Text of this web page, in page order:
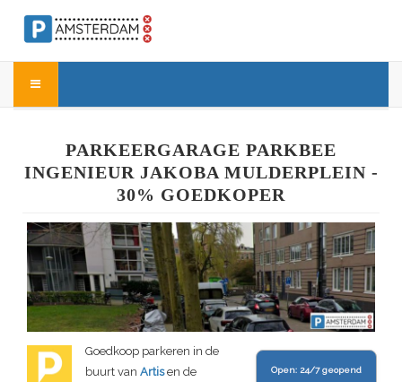
PARKEERGARAGE PARKBEE
INGENIEUR JAKOBA MULDERPLEIN -
30% GOEDKOPER
Open: 24/7 geopend
Goedkoop parkeren in de
buurt van Artisen de